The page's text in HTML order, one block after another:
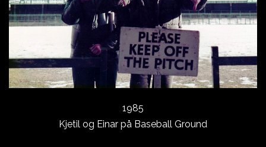
1985
Kjetil og Einar på Baseball Ground